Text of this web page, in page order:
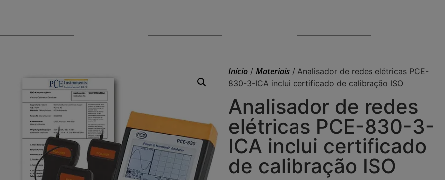
Início / Materiais / Analisador de redes elétricas PCE-
830-3-ICA inclui certificado de calibração ISO
Analisador de redes
elétricas PCE-830-3-
ICA inclui certificado
de calibração ISO